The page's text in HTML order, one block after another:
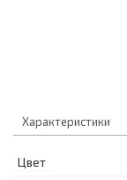
Характеристики
Цвет